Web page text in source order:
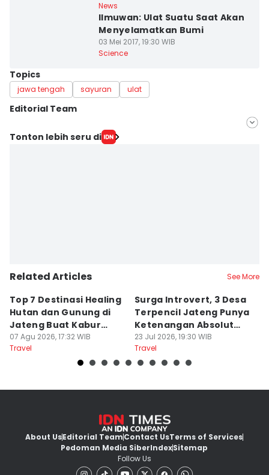
News
Ilmuwan: Ulat Suatu Saat Akan
Menyelamatkan Bumi
03 Mei 2017, 19:30 WIB
Science
Topics
jawa tengah sayuran ulat
Editorial Team
Editor
Tonton lebih seru di
Related Articles See More
Top 7 Destinasi Healing
Hutan dan Gunung di
Jateng Buat Kabur
Sejenak, Under Rp200
Ribu
07 Agu 2026, 17:32 WIB
Travel
Surga Introvert, 3 Desa
Terpencil Jateng Punya
Ketenangan Absolut
Untuk Disconect
23 Jul 2026, 19:30 WIB
Travel
About UsEditorial TeamContact UsTerms of Services
Pedoman Media SiberIndexSitemap
Follow Us